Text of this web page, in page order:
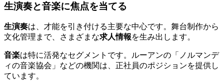
生演奏と音楽に焦点を当てる
生演奏は、才能を引き付ける主要な中心です。舞台制作から
文化管理まで、さまざまな求人情報を生み出します。
音楽は特に活発なセグメントです。ルーアンの「ノルマンデ
ィの音楽協会」などの機関は、正社員のポジションを提供し
ています。